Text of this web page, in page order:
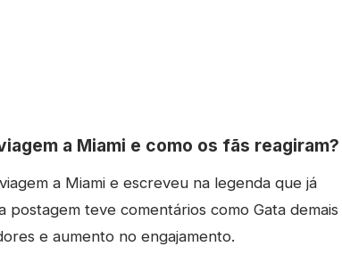
a Miami e como os fãs reagiram?
a Miami e escreveu na legenda que já
postagem teve comentários como Gata demais
e aumento no engajamento.